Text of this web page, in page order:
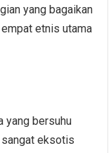
yang bagaikan
etnis utama
yang bersuhu
eksotis